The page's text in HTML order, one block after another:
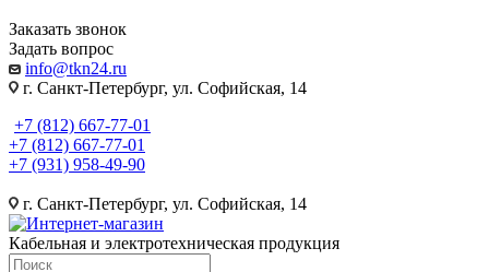
Заказать звонок
Задать вопрос
info@tkn24.ru
г. Санкт-Петербург, ул. Софийская, 14
+7 (812) 667-77-01
+7 (812) 667-77-01
+7 (931) 958-49-90
г. Санкт-Петербург, ул. Софийская, 14
Кабельная и электротехническая продукция